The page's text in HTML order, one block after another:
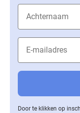
Door te klikken op